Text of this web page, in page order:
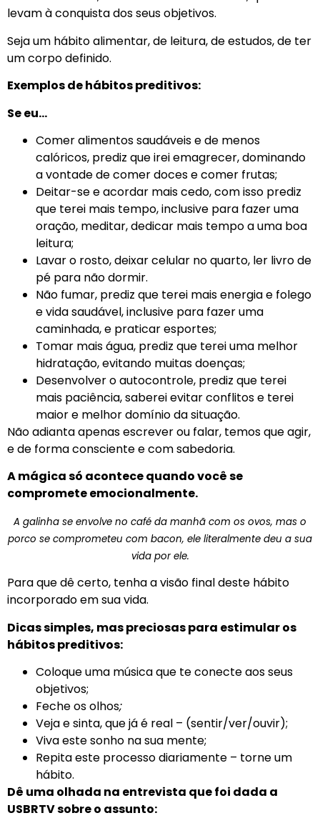
levam à conquista dos seus objetivos.
Seja um hábito alimentar, de leitura, de estudos, de ter
um corpo definido.
Exemplos de hábitos preditivos:
Se eu…
Comer alimentos saudáveis e de menos
calóricos, prediz que irei emagrecer, dominando
a vontade de comer doces e comer frutas;
Deitar-se e acordar mais cedo, com isso prediz
que terei mais tempo, inclusive para fazer uma
oração, meditar, dedicar mais tempo a uma boa
leitura;
Lavar o rosto, deixar celular no quarto, ler livro de
pé para não dormir.
Não fumar, prediz que terei mais energia e folego
e vida saudável, inclusive para fazer uma
caminhada, e praticar esportes;
Tomar mais água, prediz que terei uma melhor
hidratação, evitando muitas doenças;
Desenvolver o autocontrole, prediz que terei
mais paciência, saberei evitar conflitos e terei
maior e melhor domínio da situação.
Não adianta apenas escrever ou falar, temos que agir,
e de forma consciente e com sabedoria.
A mágica só acontece quando você se
compromete emocionalmente.
A galinha se envolve no café da manhã com os ovos, mas o
porco se comprometeu com bacon, ele literalmente deu a sua
vida por ele.
Para que dê certo, tenha a visão final deste hábito
incorporado em sua vida.
Dicas simples, mas preciosas para estimular os
hábitos preditivos:
Coloque uma música que te conecte aos seus
objetivos;
Feche os olhos;
Veja e sinta, que já é real – (sentir/ver/ouvir);
Viva este sonho na sua mente;
Repita este processo diariamente – torne um
hábito.
Dê uma olhada na entrevista que foi dada a
USBRTV sobre o assunto: